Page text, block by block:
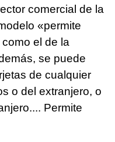
comercial de la
«permite
el de la
se puede
de cualquier
o del extranjero, o
Permite